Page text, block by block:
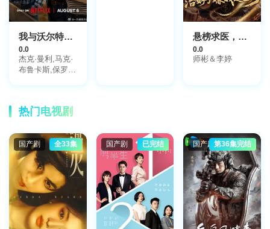
伟业,陈嘉慧,黄
柏文,陈勉良
我与沃尔特家男孩的生活第三季
0.0
杰克·曼利,马克·
布鲁卡斯,保罗·
萨克·阿雷兰尼
格斯,诺亚·拉朗
德,阿什比·金特
里,约翰尼·林克,
迈尔斯·佩雷斯,
米娅·洛
韦,Sally·Cacic,Lennix·James,Naveen·Paddock
悬榜求医，治好了嫌我是乞丐
0.0
师彬＆李婷
热门电视剧
国产剧 全33集 国产剧 已完结 国产剧第36集完结